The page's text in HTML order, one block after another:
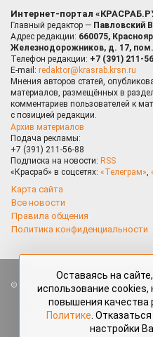
Интернет-портал
Главный редактор — Павловский
Адрес редакции: 660075,
Железнодорожников, д. 17,
Телефон редакции: +7 (391) 211-
E-mail: redaktor@krasrab.krsn.ru
Мнения авторов статей,
материалов, размещённых в
комментариев пользователей к
с позицией редакции.
Архив материалов
Подача рекламы:
+7 (391) 211-56-88
Подписка на новости: RSS
«Красраб» в соцсетях: «Телеграм»,
Карта сайта
Все новости
Правила общения
Политика конфиденциальности
Все права защищены. Любые
«Красраб.ру» сотрудниками
и читателями, являются
частичное использование
«Красраб.ру», допускается
Оставаясь на
использование
повышения качества
Политике .
настройки